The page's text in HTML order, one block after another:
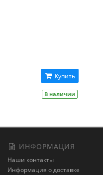
Купить
В наличии
ИНФОРМАЦИЯ
Наши контакты
Информация о доставке